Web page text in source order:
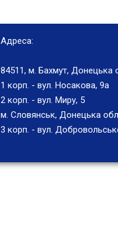
Адреса:
84511, м. Бахмут, Донецька
1 корп. - вул. Носакова, 9а
2 корп. - вул. Миру, 5
м. Словянськ, Донецька
3 корп. - вул.